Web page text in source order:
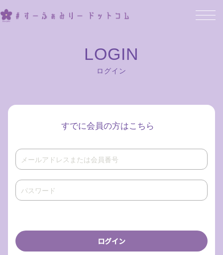
ログイン
すでに会員の方はこちら